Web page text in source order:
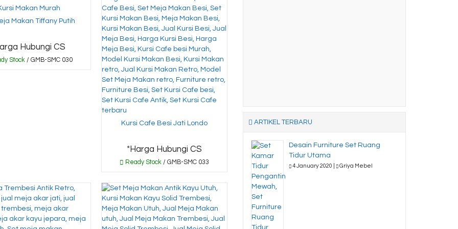
Makan Tiffany Putih
Hubungi CS
Stock/ GMB-SMC 030
Kursi Cafe Besi Jati Londo
*Harga Hubungi CS
Ready Stock/ GMB-SMC 033
ARTIKEL TERBARU
Desain Furniture Set Ruang
Tidur Utama
4 January 2020 | Griya Mebel